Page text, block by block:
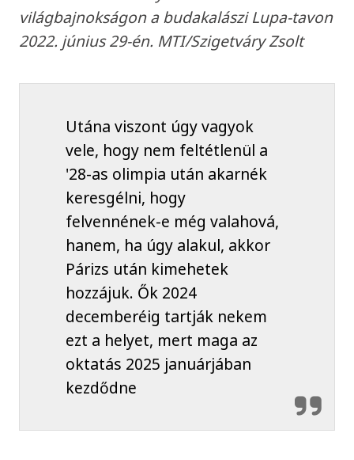
világbajnokságon a budakalászi Lupa-tavon
2022. június 29-én. MTI/Szigetváry Zsolt
Utána viszont úgy vagyok
vele, hogy nem feltétlenül a
'28-as olimpia után akarnék
keresgélni, hogy
felvennének-e még valahová,
hanem, ha úgy alakul, akkor
Párizs után kimehetek
hozzájuk. Ők 2024
decemberéig tartják nekem
ezt a helyet, mert maga az
oktatás 2025 januárjában
kezdődne